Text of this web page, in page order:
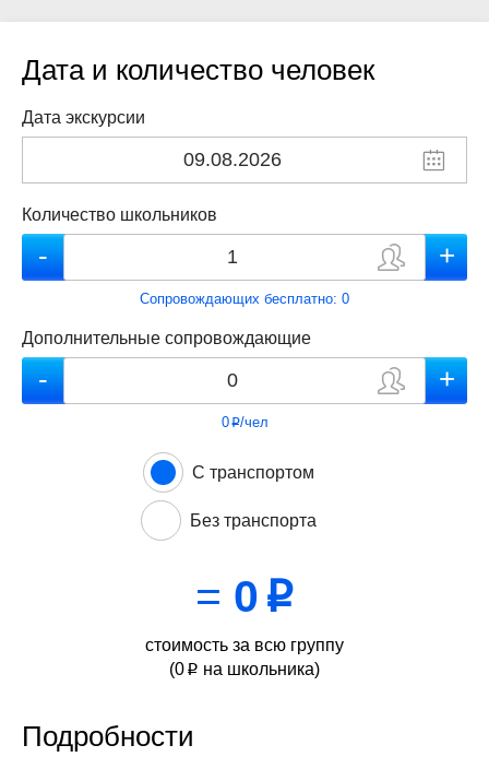
Дата и количество человек
Дата экскурсии
Количество школьников
Сопровождающих бесплатно: 0
Дополнительные сопровождающие
0p/чел
С транспортом
Без транспорта
= 0 p
стоимость за всю группу
(0 p на школьника)
Подробности